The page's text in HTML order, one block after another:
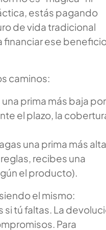
estás pagando
de vida tradicional
financiar ese
caminos:
una prima más baja
el plazo, la
una prima más
recibes una
el producto).
el mismo:
tú faltas. La
Para